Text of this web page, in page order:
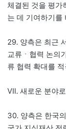
체결된 것을 평가
는 데 기여하기를
29. 양측은 최근
교류ㆍ협력 논의
류 협력 확대를
Ⅶ. 새로운 분야
30. 양측은 한국